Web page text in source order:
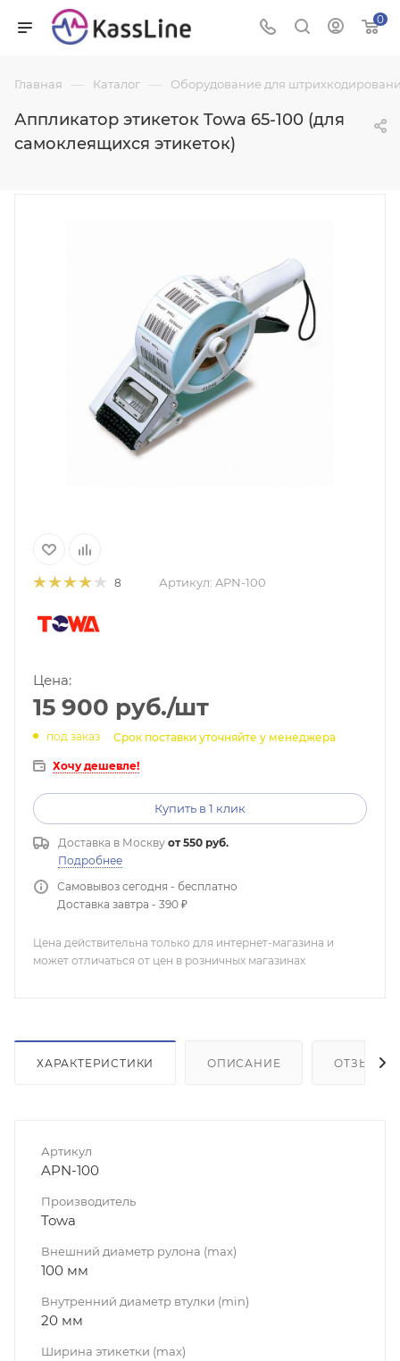
0
Главная — Каталог — Оборудование для
Аппликатор этикеток Towa 65-100 (для
самоклеящихся этикеток)
8 Артикул: APN-100
Цена:
15 900 руб./шт
под заказ Срок поставки уточняйте у менеджера
Хочу дешевле!
Купить в 1 клик
Доставка в Москву от 550 руб.
Подробнее
Самовывоз сегодня - бесплатно
Доставка завтра - 390 ₽
Цена действительна только для интернет-магазина и
может отличаться от цен в розничных магазинах
ХАРАКТЕРИСТИКИ ОПИСАНИЕ ОТЗЫВЫ
Артикул
APN-100
Производитель
Towa
Внешний диаметр рулона (max)
100 мм
Внутренний диаметр втулки (min)
20 мм
Ширина этикетки (max)